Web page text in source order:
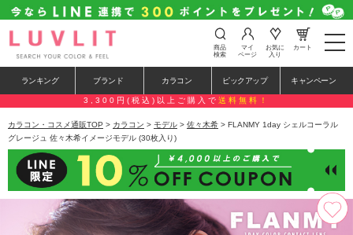
t
o
e
n
a
a
i
o
n
商品
検索
マイ
ページ
お気に
入り
カート
ランキング ブランド カラコン ピックアップ キャンペーン
3,300円(税込)以上ご購入で 送料無料！
カラコン・コスメ通販TOP > カラコン > モデル > 佐々木希 > FLANMY 1day シェルコーラル
グレージュ 佐々木希イメージモデル (30枚入り)